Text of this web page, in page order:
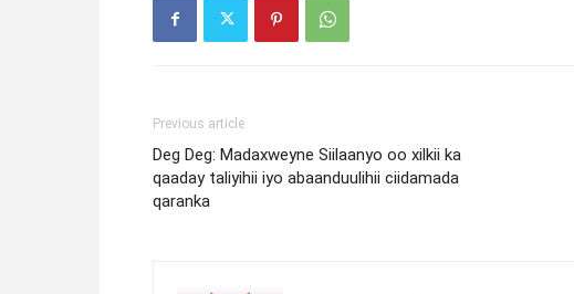
Previous article
Deg Deg: Madaxweyne Siilaanyo oo xilkii ka
qaaday taliyihii iyo abaanduulihii ciidamada
qaranka